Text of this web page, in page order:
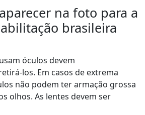
na foto para a
brasileira
óculos devem
los. Em casos de extrema
não podem ter armação grossa
olhos. As lentes devem ser